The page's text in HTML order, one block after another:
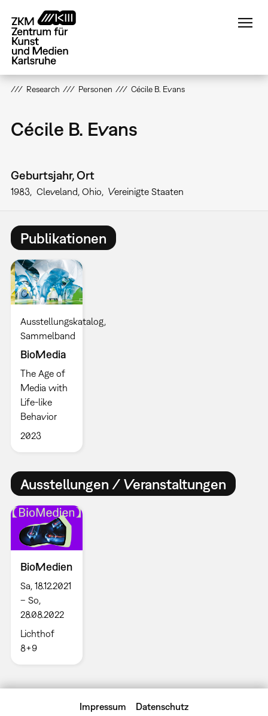
zum
Inhalt
Research Personen Cécile B. Evans
Cécile B. Evans
Geburtsjahr, Ort
1983 Cleveland, Ohio Vereinigte Staaten
Publikationen
Ausstellungskatalog
Sammelband
BioMedia
The Age of
Media with
Life-like
Behavior
2023
Ausstellungen / Veranstaltungen
BioMedien
Sa, 18.12.2021
– So,
28.08.2022
Lichthof
8+9
Impressum Datenschutz